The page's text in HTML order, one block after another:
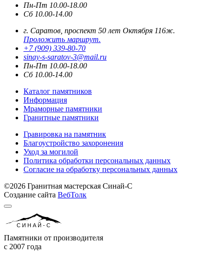
Пн-Пт 10.00-18.00
Сб 10.00-14.00
г. Саратов, проспект 50 лет Октября 116ж.
Проложить маршрут.
+7 (909) 339-80-70
sinay-s-saratov-3@mail.ru
Пн-Пт 10.00-18.00
Сб 10.00-14.00
Каталог памятников
Информация
Мраморные памятники
Гранитные памятники
Гравировка на памятник
Благоустройство захоронения
Уход за могилой
Политика обработки персональных данных
Согласие на обработку персональных данных
©2026 Гранитная мастерская Синай-С
Создание сайта ВебТолк
СИНАЙ-С
Памятники от производителя
с 2007 года